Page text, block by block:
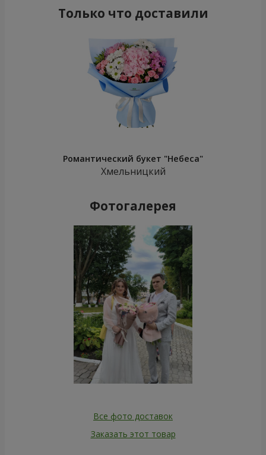
Только что доставили
Романтический букет "Небеса"
Хмельницкий
Фотогалерея
Все фото доставок
Заказать этот товар